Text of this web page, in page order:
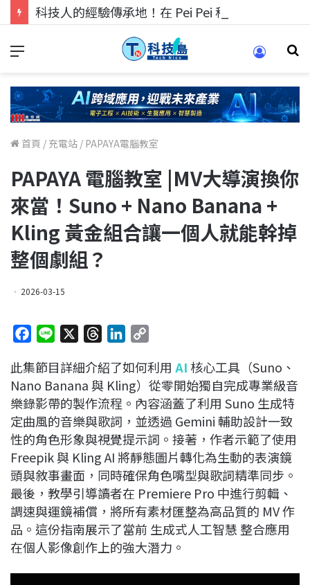
首頁 / 充電站 / PAPAYA電腦教室
PAPAYA 電腦教室 |MV大導演換你
來當！Suno + Nano Banana +
Kling 黃金組合讓一個人就能幹掉
整個劇組？
2026-03-15
c
e
b
o
o
k
n
e
r
e
a
d
s
n
k
e
d
I
n
p
y
L
i
n
k
此集節目詳細介紹了如何利用 AI 核心工具（Suno、
Nano Banana 與 Kling）從零開始獨自完成專業級音
樂錄影帶的製作流程。內容涵蓋了利用 Suno 生成特
定曲風的音樂與歌詞，並透過 Gemini 輔助設計一致
性的角色形象與視覺提示詞。接著，作者示範了使用
Freepik 與 Kling AI 將靜態圖片轉化為生動的表演鏡
頭與敘事畫面，同時確保角色嘴型與歌詞精準同步。
最後，教學引導讀者在 Premiere Pro 中進行剪輯、
調速與運鏡補償，將所有素材匯整為高品質的 MV 作
品。這份指南展示了當前 生成式人工智慧 整合應用
在個人影像創作上的強大潛力。